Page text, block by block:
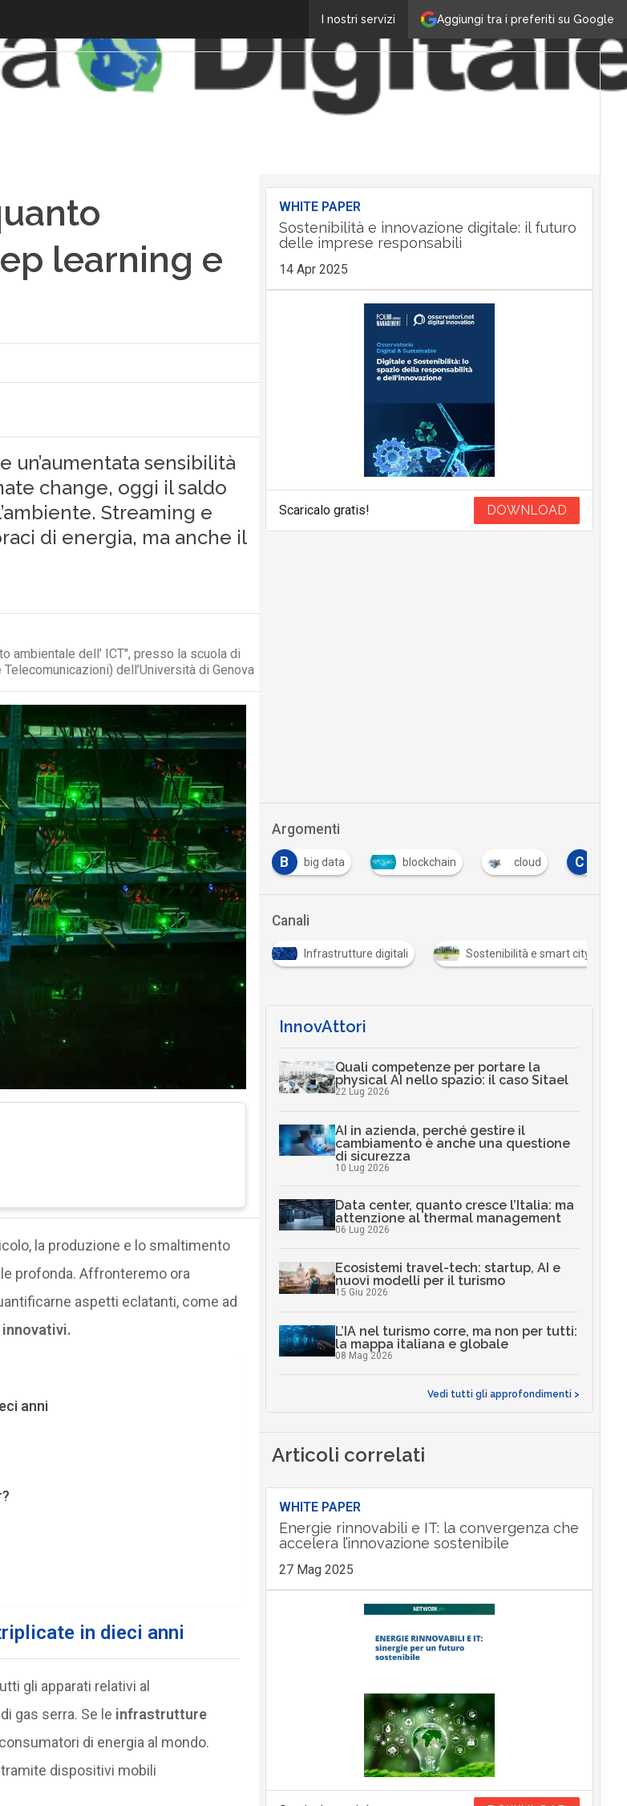
Aggiungi tra i preferiti su Google
I nostri servizi
learning e
sensibilità
change, oggi il saldo
Streaming e
di energia, ma anche il
dell’ ICT", presso la scuola di
dell’Università di Genova
la produzione e lo smaltimento
profonda. Affronteremo ora
aspetti eclatanti, come ad
anni
in dieci anni
gli apparati relativi al
gas serra. Se le infrastrutture
di energia al mondo.
dispositivi mobili
WHITE PAPER
Sostenibilità e innovazione digitale: il futuro
delle imprese responsabili
14 Apr 2025
Scaricalo gratis! DOWNLOAD
Argomenti
B banda larga B big data blockchain cloud C
Canali
Cultura e società digitali Infrastrutture digitali Sostenibilità e smart city
InnovAttori
Quali competenze per portare la
physical AI nello spazio: il caso Sitael
22 Lug 2026
AI in azienda, perché gestire il
cambiamento è anche una questione
di sicurezza
10 Lug 2026
Data center, quanto cresce l’Italia: ma
attenzione al thermal management
06 Lug 2026
Ecosistemi travel-tech: startup, AI e
nuovi modelli per il turismo
15 Giu 2026
L’IA nel turismo corre, ma non per tutti:
la mappa italiana e globale
08 Mag 2026
Vedi tutti gli approfondimenti >
Articoli correlati
WHITE PAPER
Energie rinnovabili e IT: la convergenza che
accelera l’innovazione sostenibile
27 Mag 2025